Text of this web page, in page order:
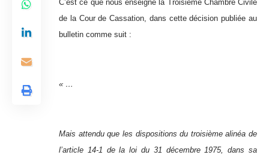
C’est ce que nous enseigne la Troisième Chambre Civile
de la Cour de Cassation, dans cette décision publiée au
bulletin comme suit :
« …
Mais attendu que les dispositions du troisième alinéa de
l’article 14-1 de la loi du 31 décembre 1975, dans sa